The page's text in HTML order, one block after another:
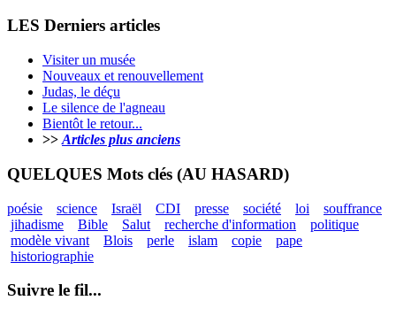
LES Derniers articles
Visiter un musée
Nouveaux et renouvellement
Judas, le déçu
Le silence de l'agneau
Bientôt le retour...
>> Articles plus anciens
QUELQUES Mots clés (AU HASARD)
poésie science Israël CDI presse société loi
souffrance
jihadisme
Bible Salut recherche d'information
politique
modèle vivant
Blois perle islam copie
pape
historiographie
Suivre le fil...